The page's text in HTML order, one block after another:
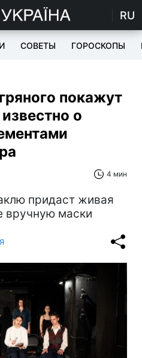
RU
СОВЕТЫ ГОРОСКОПЫ
покажут
о
4 мин
придаст живая
вручную маски